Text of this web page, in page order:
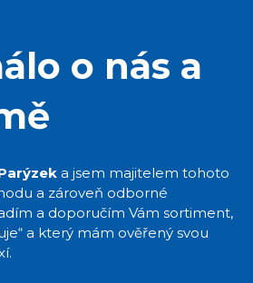
o nás a
a jsem majitelem tohoto
a zároveň odborné
a doporučím Vám sortiment,
a který mám ověřený svou